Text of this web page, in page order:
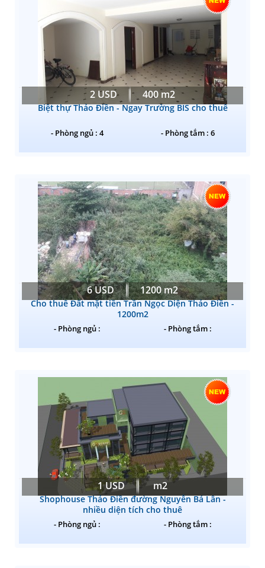
2 USD 400 m2
Biệt thự Thảo Điền - Ngay Trường BIS cho thuê
- Phòng ngủ : 4 - Phòng tắm : 6
6 USD 1200 m2
Cho thuê Đất mặt tiền Trần Ngọc Diện Thảo Điền -
1200m2
- Phòng ngủ : - Phòng tắm :
1 USD m2
Shophouse Thảo Điền đường Nguyễn Bá Lân -
nhiều diện tích cho thuê
- Phòng ngủ : - Phòng tắm :